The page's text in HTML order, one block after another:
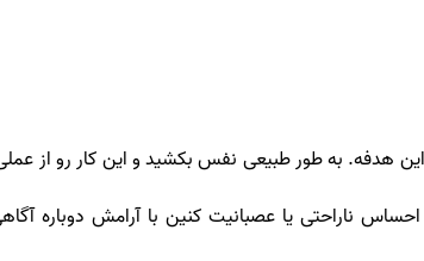
هدفه. به طور طبیعی نفس بکشید و این کار رو از عملی
ناراحتی یا عصبانیت کنین با آرامش دوباره